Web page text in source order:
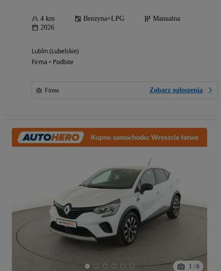
4 km Benzyna+LPG
Manualna
2026
Lublin (Lubelskie)
Firma • Podbite
Firma Zobacz ogłoszenia
1 / 6